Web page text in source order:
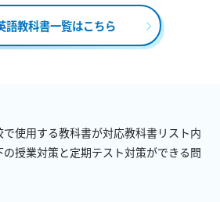
語教科書一覧はこちら
使用する教科書が対応教科書リスト内
授業対策と定期テスト対策ができる問